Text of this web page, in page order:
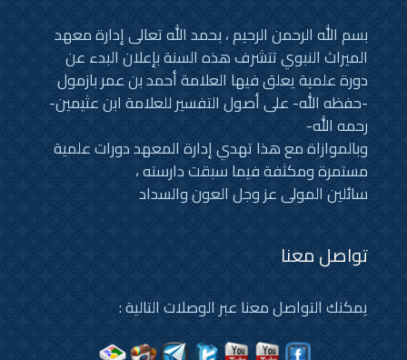
بسم الله الرحمن الرحيم ، بحمد الله تعالى إدارة معهد
الميراث النبوي تتشرف هذه السنة بإعلان البدء عن
دورة علمية يعلق فيها العلامة أحمد بن عمر بازمول
-حفظه الله- على أصول التفسير للعلامة ابن عثيمين-
رحمه الله-
وبالموازاة مع هذا تهدي إدارة المعهد دورات علمية
مستمرة ومكثفة فيما سبقت دارسته ،
سائلين المولى عز وجل العون والسداد
تواصل معنا
يمكنك التواصل معنا عبر الوصلات التالية :